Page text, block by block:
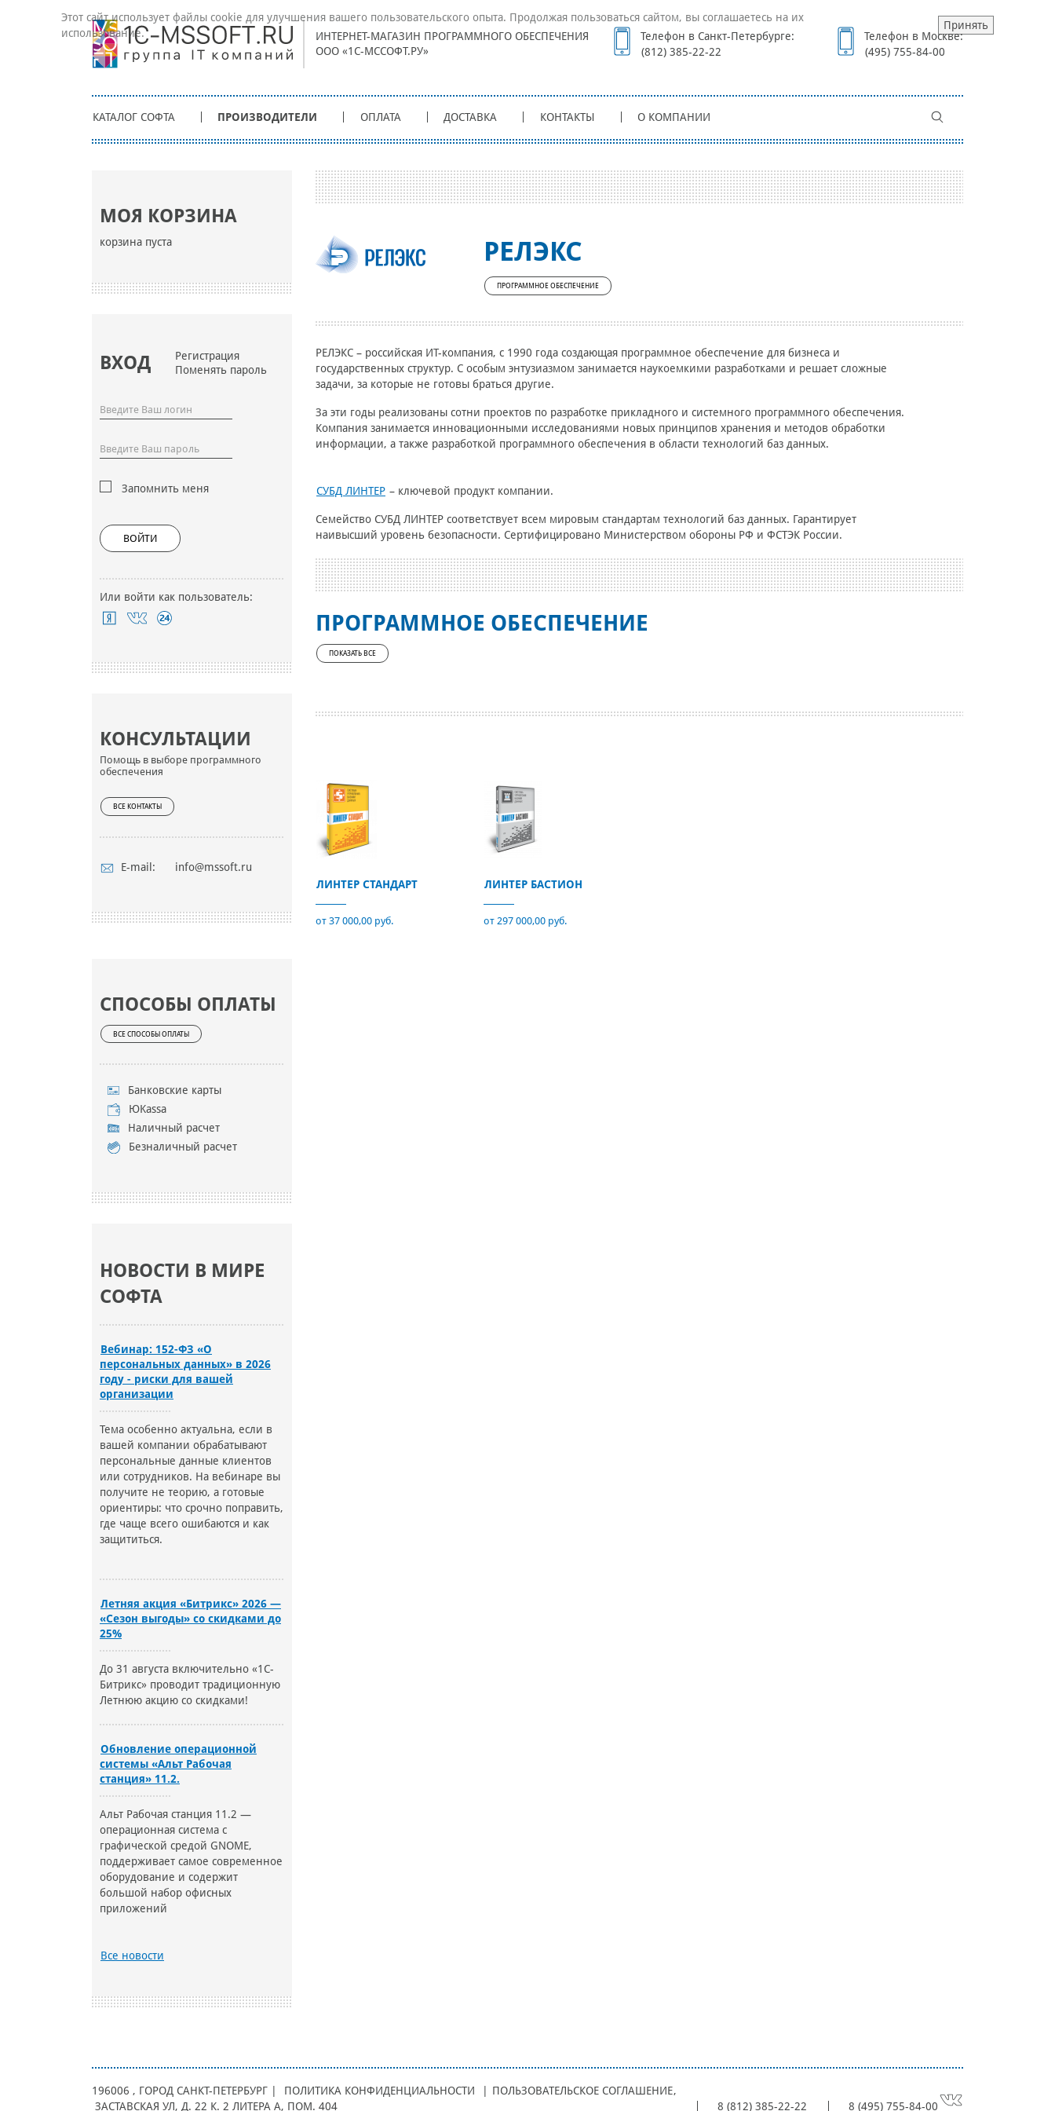
ИНТЕРНЕТ-МАГАЗИН ПРОГРАММНОГО ОБЕСПЕЧЕНИЯ
ООО «1С-МССОФТ.РУ»
Телефон в Санкт-Петербурге:
(812) 385-22-22
Телефон в Москве:
(495) 755-84-00
КАТАЛОГ СОФТА ПРОИЗВОДИТЕЛИ ОПЛАТА ДОСТАВКА КОНТАКТЫ О КОМПАНИИ
МОЯ КОРЗИНА
корзина пуста
ВХОД
Регистрация
Поменять пароль
Запомнить меня
ВОЙТИ
Или войти как пользователь:
КОНСУЛЬТАЦИИ
Помощь в выборе программного
обеспечения
ВСЕ КОНТАКТЫ
E-mail: info@mssoft.ru
СПОСОБЫ ОПЛАТЫ
ВСЕ СПОСОБЫ ОПЛАТЫ
Банковские карты
ЮKassa
Наличный расчет
Безналичный расчет
НОВОСТИ В МИРЕ
СОФТА
Вебинар: 152-ФЗ «О
персональных данных» в 2026
году - риски для вашей
организации
Тема особенно актуальна, если в
вашей компании обрабатывают
персональные данные клиентов
или сотрудников. На вебинаре вы
получите не теорию, а готовые
ориентиры: что срочно поправить,
где чаще всего ошибаются и как
защититься.
Летняя акция «Битрикс» 2026 —
«Сезон выгоды» со скидками до
25%
До 31 августа включительно «1С-
Битрикс» проводит традиционную
Летнюю акцию со скидками!
Обновление операционной
системы «Альт Рабочая
станция» 11.2.
Альт Рабочая станция 11.2 —
операционная система с
графической средой GNOME,
поддерживает самое современное
оборудование и содержит
большой набор офисных
приложений
Все новости
РЕЛЭКС
ПРОГРАММНОЕ ОБЕСПЕЧЕНИЕ
РЕЛЭКС – российская ИТ-компания, c 1990 года создающая программное обеспечение для бизнеса и
государственных структур. С особым энтузиазмом занимается наукоемкими разработками и решает сложные
задачи, за которые не готовы браться другие.
За эти годы реализованы сотни проектов по разработке прикладного и системного программного обеспечения.
Компания занимается инновационными исследованиями новых принципов хранения и методов обработки
информации, а также разработкой программного обеспечения в области технологий баз данных.
СУБД ЛИНТЕР – ключевой продукт компании.
Семейство СУБД ЛИНТЕР соответствует всем мировым стандартам технологий баз данных. Гарантирует
наивысший уровень безопасности. Сертифицировано Министерством обороны РФ и ФСТЭК России.
ПРОГРАММНОЕ ОБЕСПЕЧЕНИЕ
ПОКАЗАТЬ ВСЕ
ЛИНТЕР СТАНДАРТ
от 37 000,00 руб.
ЛИНТЕР БАСТИОН
от 297 000,00 руб.
196006 , ГОРОД САНКТ-ПЕТЕРБУРГ | ПОЛИТИКА КОНФИДЕНЦИАЛЬНОСТИ ПОЛЬЗОВАТЕЛЬСКОЕ СОГЛАШЕНИЕ,
ЗАСТАВСКАЯ УЛ, Д. 22 К. 2 ЛИТЕРА А, ПОМ. 404
8 (812) 385-22-22 8 (495) 755-84-00
Этот сайт использует файлы cookie для улучшения вашего пользовательского опыта. Продолжая пользоваться сайтом, вы соглашаетесь на их
использование.
Принять